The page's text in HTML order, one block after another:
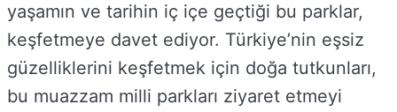
yaşamın ve tarihin iç içe geçtiği bu parklar,
keşfetmeye davet ediyor. Türkiye’nin eşsiz
güzelliklerini keşfetmek için doğa tutkunları,
bu muazzam milli parkları ziyaret etmeyi